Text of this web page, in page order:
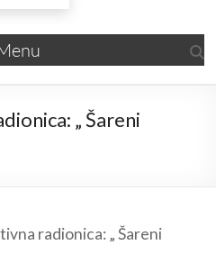
„ Šareni
radionica: „ Šareni